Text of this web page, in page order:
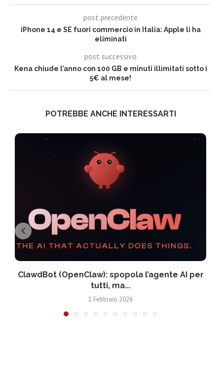
post precedente
iPhone 14 e SE fuori commercio in Italia: Apple li ha
eliminati
post successivo
Kena chiude l’anno con 100 GB e minuti illimitati sotto i
5€ al mese!
POTREBBE ANCHE INTERESSARTI
ClawdBot (OpenClaw): spopola l’agente AI per
tutti, ma...
1 Febbraio 2026